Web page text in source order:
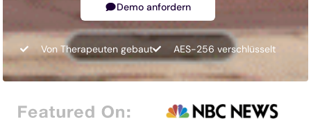
Demo anfordern
Von Therapeuten gebaut AES-256 verschlüsselt